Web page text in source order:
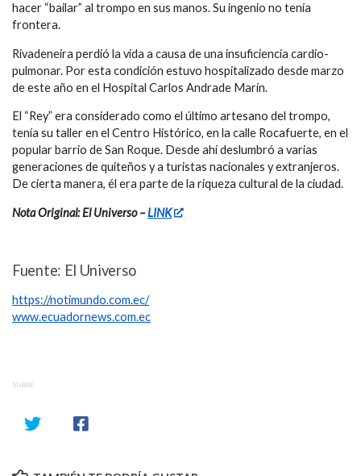
hacer “bailar” al trompo en sus manos. Su ingenio no tenía
frontera.
Rivadeneira perdió la vida a causa de una insuficiencia cardio-
pulmonar. Por esta condición estuvo hospitalizado desde marzo
de este año en el Hospital Carlos Andrade Marín.
El “Rey” era considerado como el último artesano del trompo,
tenía su taller en el Centro Histórico, en la calle Rocafuerte, en el
popular barrio de San Roque. Desde ahí deslumbró a varias
generaciones de quiteños y a turistas nacionales y extranjeros.
De cierta manera, él era parte de la riqueza cultural de la ciudad.
Nota Original: El Universo –LINK
Fuente: El Universo
https://notimundo.com.ec/
www.ecuadornews.com.ec
SHARE